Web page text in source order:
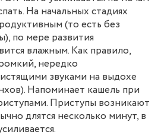
На начальных стадиях
(то есть без
по мере развития
влажным. Как правило,
нередко
звуками на выдохе
Напоминает кашель при
Приступы возникают
длятся несколько минут, в